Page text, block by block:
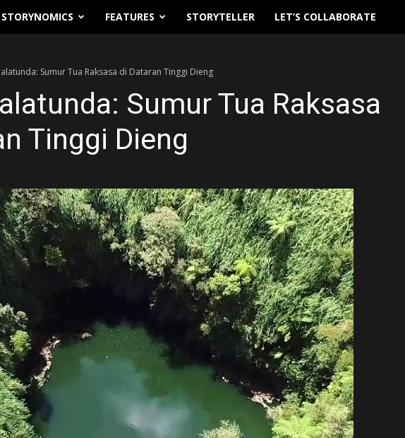
STORYNOMICS FEATURES STORYTELLER LET’S COLLABORATE
Sumur Tua Raksasa di Dataran Tinggi Dieng
Sumur Tua Raksasa
Tinggi Dieng